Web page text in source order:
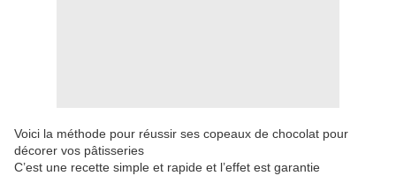
Voici la méthode pour réussir ses copeaux de chocolat pour
décorer vos pâtisseries
C’est une recette simple et rapide et l’effet est garantie